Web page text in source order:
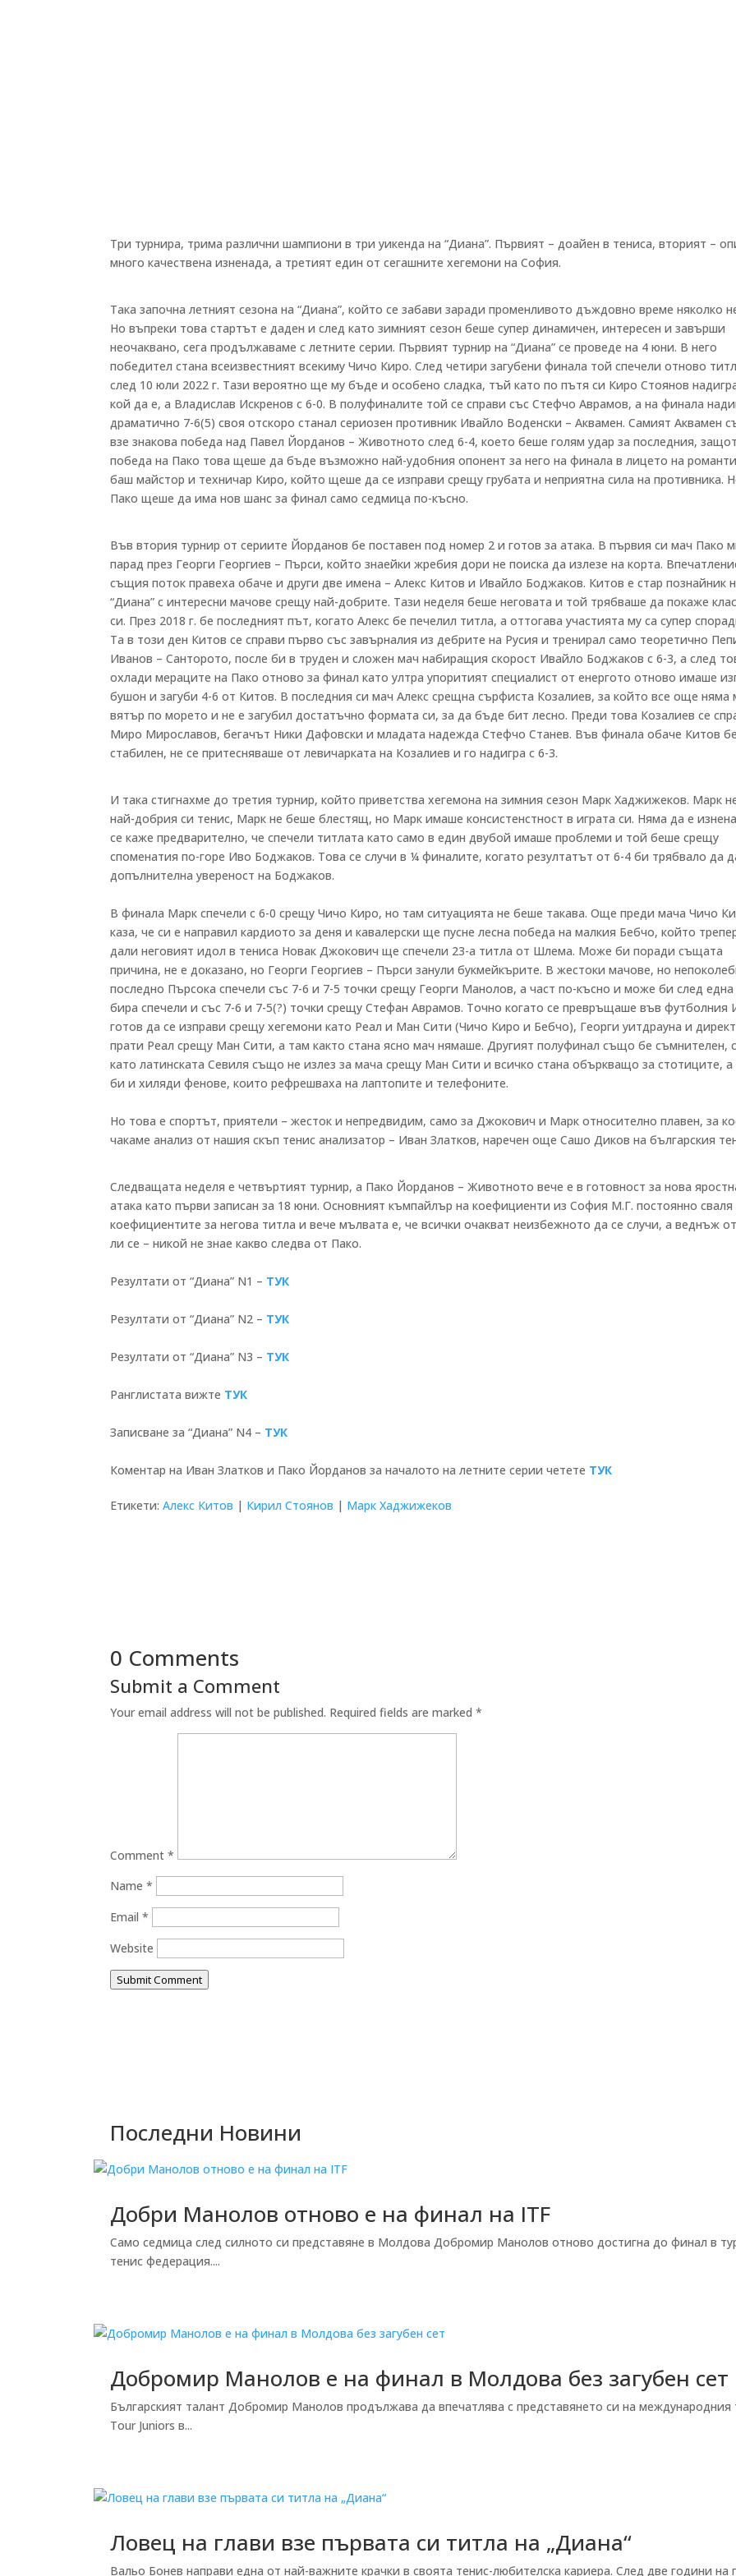
Три турнира, трима различни шампиони в три уикенда на “Диана”. Първият – доайен в тениса, вторият –
много качествена изненада, а третият един от сегашните хегемони на София.
Така започна летният сезона на “Диана”, който се забави заради променливото дъждовно време няколко
Но въпреки това стартът е даден и след като зимният сезон беше супер динамичен, интересен и завърши
неочаквано, сега продължаваме с летните серии. Първият турнир на “Диана” се проведе на 4 юни. В него
победител стана всеизвестният всекиму Чичо Киро. След четири загубени финала той спечели отново
след 10 юли 2022 г. Тази вероятно ще му бъде и особено сладка, тъй като по пътя си Киро Стоянов
кой да е, а Владислав Искренов с 6-0. В полуфиналите той се справи със Стефчо Аврамов, а на финала
драматично 7-6(5) своя отскоро станал сериозен противник Ивайло Воденски – Аквамен. Самият Аквамен
взе знакова победа над Павел Йорданов – Животното след 6-4, което беше голям удар за последния,
победа на Пако това щеше да бъде възможно най-удобния опонент за него на финала в лицето на
баш майстор и техничар Киро, който щеше да се изправи срещу грубата и неприятна сила на противника.
Пако щеше да има нов шанс за финал само седмица по-късно.
Във втория турнир от сериите Йорданов бе поставен под номер 2 и готов за атака. В първия си мач Пако
парад през Георги Георгиев – Пърси, който знаейки жребия дори не поиска да излезе на корта.
същия поток правеха обаче и други две имена – Алекс Китов и Ивайло Боджаков. Китов е стар познайник
“Диана” с интересни мачове срещу най-добрите. Тази неделя беше неговата и той трябваше да покаже
си. През 2018 г. бе последният път, когато Алекс бе печелил титла, а оттогава участията му са супер
Та в този ден Китов се справи първо със завърналия из дебрите на Русия и тренирал само теоретично
Иванов – Санторото, после би в труден и сложен мач набиращия скорост Ивайло Боджаков с 6-3, а след
охлади мераците на Пако отново за финал като ултра упоритият специалист от енергото отново имаше
бушон и загуби 4-6 от Китов. В последния си мач Алекс срещна сърфиста Козалиев, за който все още няма
вятър по морето и не е загубил достатъчно формата си, за да бъде бит лесно. Преди това Козалиев се
Миро Мирославов, бегачът Ники Дафовски и младата надежда Стефчо Станев. Във финала обаче Китов
стабилен, не се притесняваше от левичарката на Козалиев и го надигра с 6-3.
И така стигнахме до третия турнир, който приветства хегемона на зимния сезон Марк Хаджижеков. Марк
най-добрия си тенис, Марк не беше блестящ, но Марк имаше консистенстност в играта си. Няма да е
се каже предварително, че спечели титлата като само в един двубой имаше проблеми и той беше срещу
споменатия по-горе Иво Боджаков. Това се случи в ¼ финалите, когато резултатът от 6-4 би трябвало да
допълнителна увереност на Боджаков.
В финала Марк спечели с 6-0 срещу Чичо Киро, но там ситуацията не беше такава. Още преди мача Чичо
каза, че си е направил кардиото за деня и кавалерски ще пусне лесна победа на малкия Бебчо, който
дали неговият идол в тениса Новак Джокович ще спечели 23-а титла от Шлема. Може би поради същата
причина, не е доказано, но Георги Георгиев – Пърси занули букмейкърите. В жестоки мачове, но
последно Пърсока спечели със 7-6 и 7-5 точки срещу Георги Манолов, а част по-късно и може би след една
бира спечели и със 7-6 и 7-5(?) точки срещу Стефан Аврамов. Точно когато се превръщаше във футболния
готов да се изправи срещу хегемони като Реал и Ман Сити (Чичо Киро и Бебчо), Георги уитдрауна и
прати Реал срещу Ман Сити, а там както стана ясно мач нямаше. Другият полуфинал също бе съмнителен,
като латинската Севиля също не излез за мача срещу Ман Сити и всичко стана объркващо за стотиците,
би и хиляди фенове, които рефрешваха на лаптопите и телефоните.
Но това е спортът, приятели – жесток и непредвидим, само за Джокович и Марк относително плавен, за
чакаме анализ от нашия скъп тенис анализатор – Иван Златков, наречен още Сашо Диков на българския
Следващата неделя е четвъртият турнир, а Пако Йорданов – Животното вече е в готовност за нова
атака като първи записан за 18 юни. Основният къмпайлър на коефициенти из София М.Г. постоянно сваля
коефициентите за негова титла и вече мълвата е, че всички очакват неизбежното да се случи, а веднъж
ли се – никой не знае какво следва от Пако.
Резултати от “Диана” N1 – ТУК
Резултати от “Диана” N2 – ТУК
Резултати от “Диана” N3 – ТУК
Ранглистата вижте ТУК
Записване за “Диана” N4 – ТУК
Коментар на Иван Златков и Пако Йорданов за началото на летните серии четете ТУК
Етикети:Алекс Китов | Кирил Стоянов | Марк Хаджижеков
0 Comments
Submit a Comment
Your email address will not be published. Required fields are marked*
Comment*
Name*
Email*
Website
Submit Comment
Последни Новини
Добри Манолов отново е на финал на ITF
Само седмица след силното си представяне в Молдова Добромир Манолов отново достигна до финал в
тенис федерация....
Добромир Манолов е на финал в Молдова без загубен сет
Българският талант Добромир Манолов продължава да впечатлява с представянето си на международния
Tour Juniors в...
Ловец на глави взе първата си титла на „Диана“
Вальо Бонев направи една от най-важните крачки в своята тенис-любителска кариера. След две години